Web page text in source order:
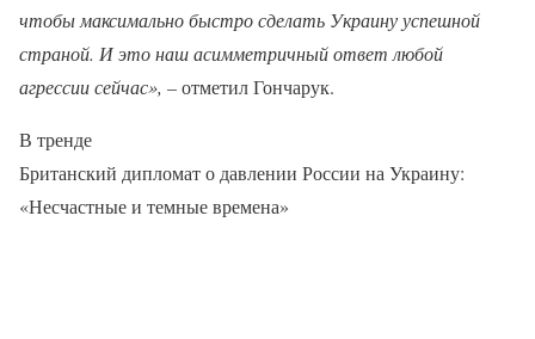
чтобы максимально быстро сделать Украину успешной
страной. И это наш асимметричный ответ любой
агрессии сейчас», –отметил Гончарук.
В тренде
Британский дипломат о давлении России на Украину:
«Несчастные и темные времена»